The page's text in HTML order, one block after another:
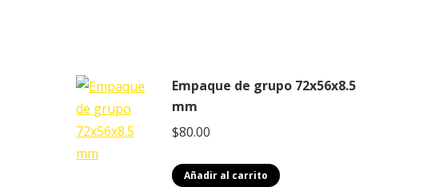
Empaque de grupo 72x56x8.5
mm
$80.00
Añadir al carrito